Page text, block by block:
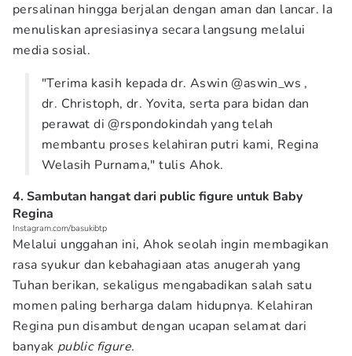
persalinan hingga berjalan dengan aman dan lancar. Ia
menuliskan apresiasinya secara langsung melalui
media sosial.
"Terima kasih kepada dr. Aswin @aswin_ws ,
dr. Christoph, dr. Yovita, serta para bidan dan
perawat di @rspondokindah yang telah
membantu proses kelahiran putri kami, Regina
Welasih Purnama," tulis Ahok.
4. Sambutan hangat dari public figure untuk Baby
Regina
Instagram.com/basukibtp
Melalui unggahan ini, Ahok seolah ingin membagikan
rasa syukur dan kebahagiaan atas anugerah yang
Tuhan berikan, sekaligus mengabadikan salah satu
momen paling berharga dalam hidupnya. Kelahiran
Regina pun disambut dengan ucapan selamat dari
banyak public figure.